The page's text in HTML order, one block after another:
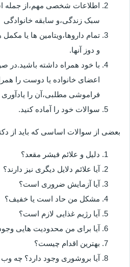
اطلاعات شخصی مهم،از جمله
سبک زندگی،و سابقه خانوادگی
تمام داروها،ویتامین ها یا
و دوز آنها.
با خود همراه داشته باشید.در
اعضای خانواده یا دوست را
فراموشی مطلبی،آن را یادآوری
سوالات خود را آماده کنید.
بعضی از سوالات اساسی که باید از
دلیل و علائم فیشر مقعد؟
آیا علائم دلایل دیگری نیز دارند؟
آیا آزمایش ضروری است؟
مشکل من حاد است یا خفیف؟
آیا رژیم غذایی لازم است؟
آیا برای من محدودیت هایی
بهترین اقدام چیست؟
آیا بروشوری وجود دارد؟ چه